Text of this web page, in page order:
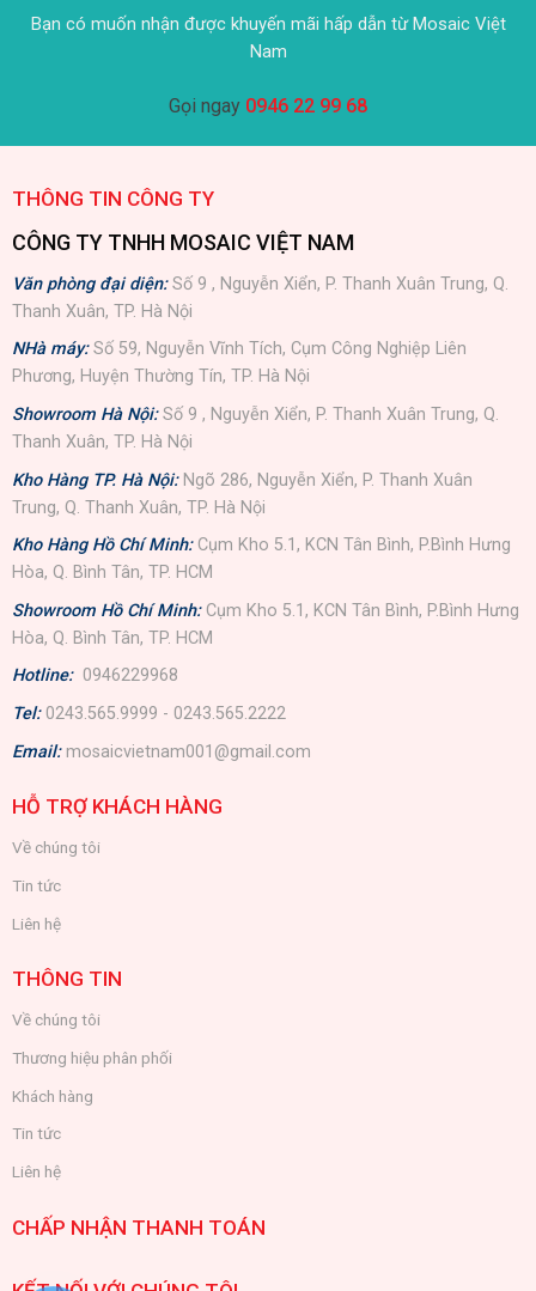
Bạn có muốn nhận được khuyến mãi hấp dẫn từ Mosaic Việt
Nam
Gọi ngay 0946 22 99 68
THÔNG TIN CÔNG TY
CÔNG TY TNHH MOSAIC VIỆT NAM
Văn phòng đại diện:Số 9 , Nguyễn Xiển, P. Thanh Xuân Trung, Q.
Thanh Xuân, TP. Hà Nội
NHà máy: Số 59, Nguyễn Vĩnh Tích, Cụm Công Nghiệp Liên
Phương, Huyện Thường Tín, TP. Hà Nội
Showroom Hà Nội: Số 9 , Nguyễn Xiển, P. Thanh Xuân Trung, Q.
Thanh Xuân, TP. Hà Nội
Kho Hàng TP. Hà Nội: Ngõ 286, Nguyễn Xiển, P. Thanh Xuân
Trung, Q. Thanh Xuân, TP. Hà Nội
Kho Hàng Hồ Chí Minh: Cụm Kho 5.1, KCN Tân Bình, P.Bình Hưng
Hòa, Q. Bình Tân, TP. HCM
Showroom Hồ Chí Minh: Cụm Kho 5.1, KCN Tân Bình, P.Bình Hưng
Hòa, Q. Bình Tân, TP. HCM
Hotline: 0946229968
Tel: 0243.565.9999 - 0243.565.2222
Email: mosaicvietnam001@gmail.com
HỖ TRỢ KHÁCH HÀNG
Về chúng tôi
Tin tức
Liên hệ
THÔNG TIN
Về chúng tôi
Thương hiệu phân phối
Khách hàng
Tin tức
Liên hệ
CHẤP NHẬN THANH TOÁN